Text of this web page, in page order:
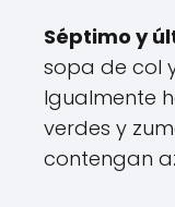
Séptimo y
sopa de col
Igualmente
verdes y
contengan